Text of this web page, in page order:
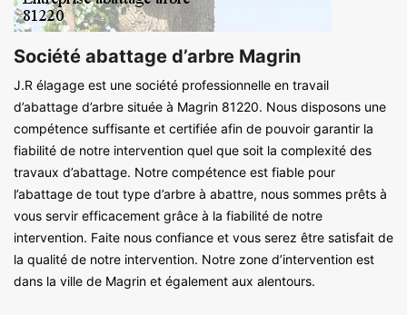
Société abattage d’arbre Magrin
J.R élagage est une société professionnelle en travail
d’abattage d’arbre située à Magrin 81220. Nous disposons une
compétence suffisante et certifiée afin de pouvoir garantir la
fiabilité de notre intervention quel que soit la complexité des
travaux d’abattage. Notre compétence est fiable pour
l’abattage de tout type d’arbre à abattre, nous sommes prêts à
vous servir efficacement grâce à la fiabilité de notre
intervention. Faite nous confiance et vous serez être satisfait de
la qualité de notre intervention. Notre zone d’intervention est
dans la ville de Magrin et également aux alentours.